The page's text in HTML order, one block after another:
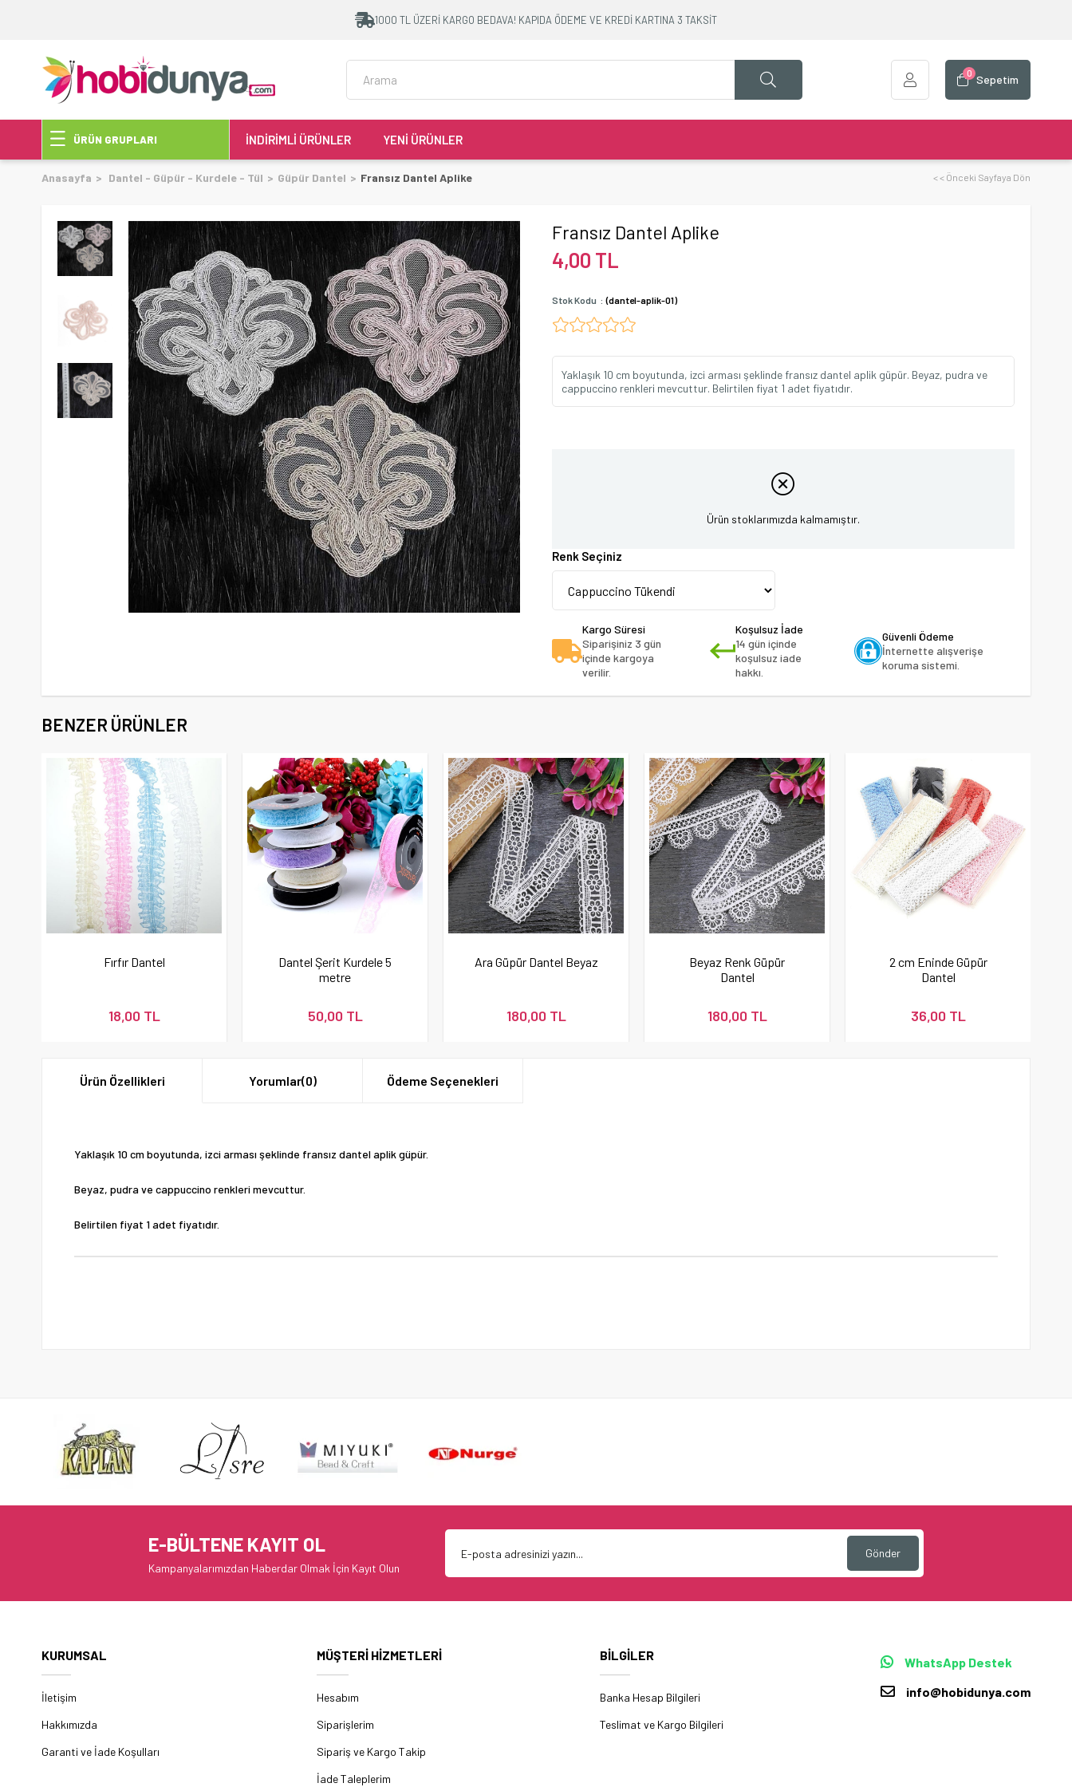
1000 TL ÜZERİ KARGO BEDAVA! KAPIDA ÖDEME VE KREDİ KARTINA 3 TAKSİT
Sepetim
0
ÜRÜN GRUPLARI İNDİRİMLİ ÜRÜNLER YENİ ÜRÜNLER
Anasayfa Dantel - Güpür - Kurdele - Tül Güpür Dantel Fransız Dantel Aplike < < Önceki Sayfaya Dön
Fransız Dantel Aplike
4,00 TL
Stok Kodu (dantel-aplik-01)
Yaklaşık 10 cm boyutunda, izci arması şeklinde fransız dantel aplik güpür. Beyaz, pudra ve
cappuccino renkleri mevcuttur. Belirtilen fiyat 1 adet fiyatıdır.
Ürün stoklarımızda kalmamıştır.
Renk Seçiniz
Kargo Süresi
Siparişiniz 3 gün
içinde kargoya
verilir.
Koşulsuz İade
14 gün içinde
koşulsuz iade
hakkı.
Güvenli Ödeme
İnternette alışverişe
koruma sistemi.
BENZER ÜRÜNLER
Fırfır Dantel
18,00 TL
Dantel Şerit Kurdele 5
metre
50,00 TL
Ara Güpür Dantel Beyaz
180,00 TL
Beyaz Renk Güpür
Dantel
180,00 TL
2 cm Eninde Güpür
Dantel
36,00 TL
Ürün Özellikleri Yorumlar(0) Ödeme Seçenekleri
Yaklaşık 10 cm boyutunda, izci arması şeklinde fransız dantel aplik güpür.
Beyaz, pudra ve cappuccino renkleri mevcuttur.
Belirtilen fiyat 1 adet fiyatıdır.
E-BÜLTENE KAYIT OL
Kampanyalarımızdan Haberdar Olmak İçin Kayıt Olun
Gönder
KURUMSAL
İletişim
Hakkımızda
Garanti ve İade Koşulları
MÜŞTERİ HİZMETLERİ
Hesabım
Siparişlerim
Sipariş ve Kargo Takip
İade Taleplerim
BİLGİLER
Banka Hesap Bilgileri
Teslimat ve Kargo Bilgileri
WhatsApp Destek
info@hobidunya.com